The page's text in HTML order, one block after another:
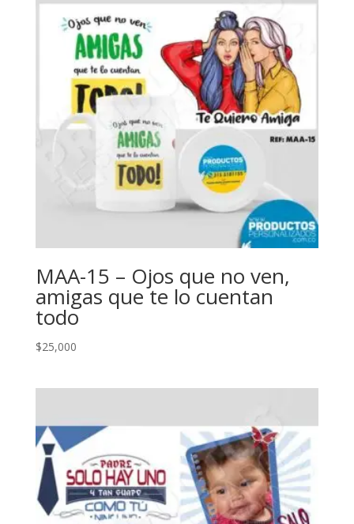
MAA-15 – Ojos que no ven,
amigas que te lo cuentan
todo
$25,000